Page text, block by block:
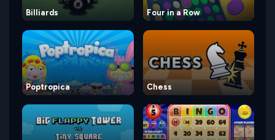
Billiards Four in a Row
Poptropica Chess